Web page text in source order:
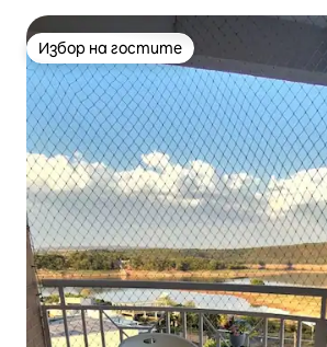
Избор на гостите
Избор на гостите